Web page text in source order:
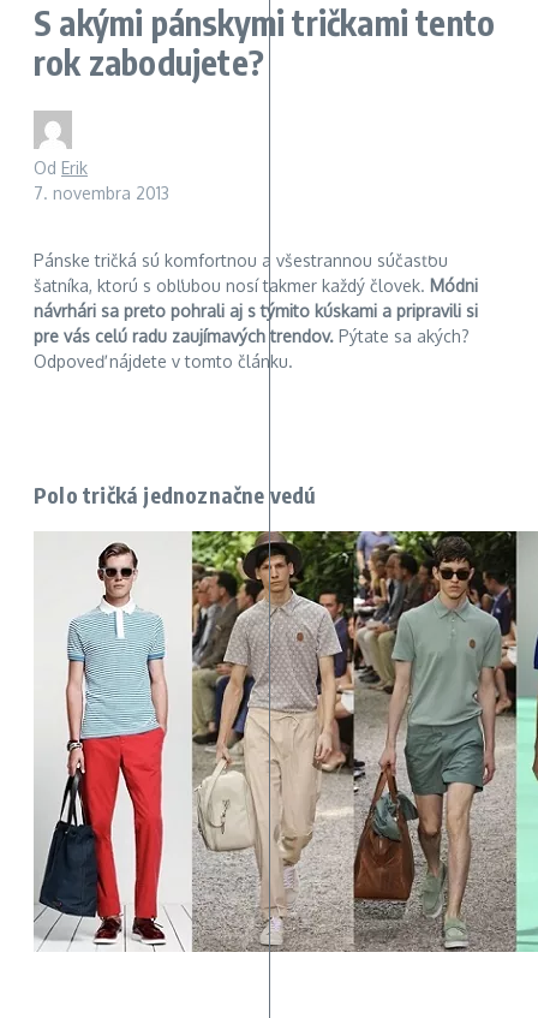
S akými pánskymi tričkami tento
rok zabodujete?
Od Erik
7. novembra 2013
Pánske tričká sú komfortnou a všestrannou súčasťou
šatníka, ktorú s obľubou nosí takmer každý človek. Módni
návrhári sa preto pohrali aj s týmito kúskami a pripravili si
pre vás celú radu zaujímavých trendov. Pýtate sa akých?
Odpoveď nájdete v tomto článku.
Polo tričká jednoznačne vedú